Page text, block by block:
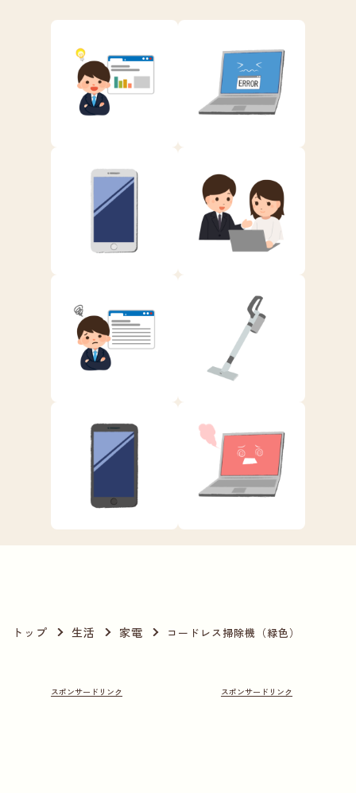
トップ 生活 家電 コードレス掃除機（緑色）